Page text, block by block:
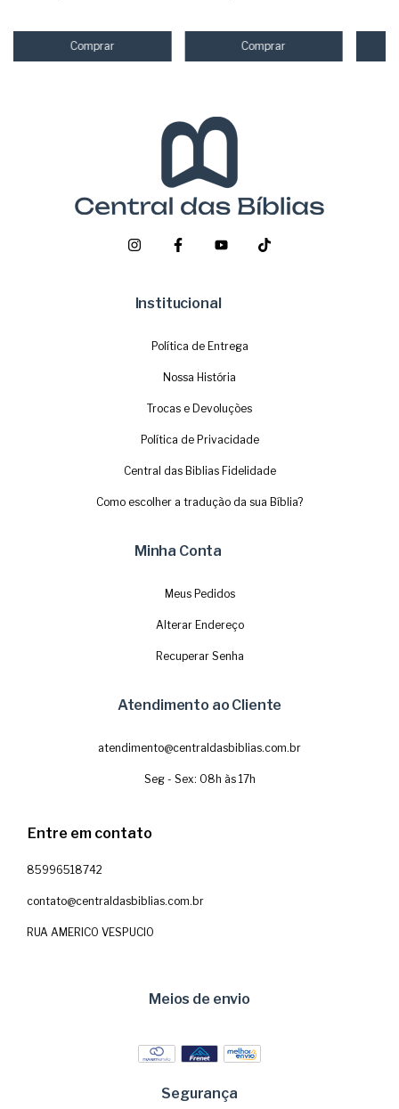
Institucional
Política de Entrega
Nossa História
Trocas e Devoluções
Política de Privacidade
Central das Biblias Fidelidade
Como escolher a tradução da sua Bíblia?
Minha Conta
Meus Pedidos
Alterar Endereço
Recuperar Senha
Atendimento ao Cliente
atendimento@centraldasbiblias.com.br
Seg - Sex: 08h às 17h
Entre em contato
85996518742
contato@centraldasbiblias.com.br
RUA AMERICO VESPUCIO
Meios de envio
Segurança